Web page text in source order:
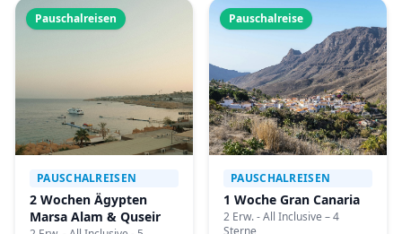
Pauschalreisen
PAUSCHALREISEN
2 Wochen Ägypten
Marsa Alam & Quseir
Pauschalreise
PAUSCHALREISEN
1 Woche Gran Canaria
2 Erw. - All Inclusive – 4
Sterne